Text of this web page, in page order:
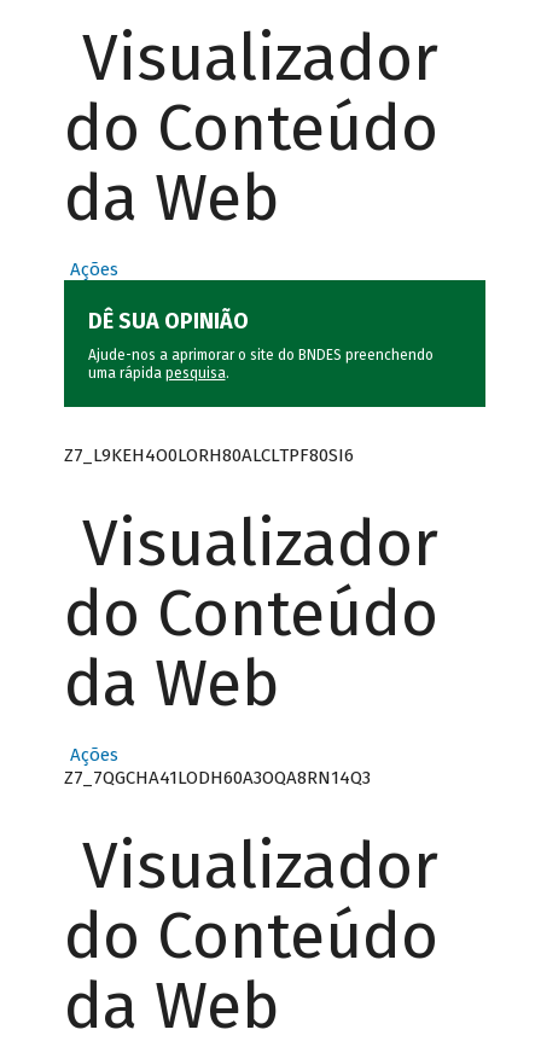
Visualizador
do Conteúdo
da Web
Ações
DÊ SUA OPINIÃO
Ajude-nos a aprimorar o site do BNDES preenchendo
uma rápida pesquisa.
Z7_L9KEH4O0LORH80ALCLTPF80SI6
Visualizador
do Conteúdo
da Web
Ações
Z7_7QGCHA41LODH60A3OQA8RN14Q3
Visualizador
do Conteúdo
da Web